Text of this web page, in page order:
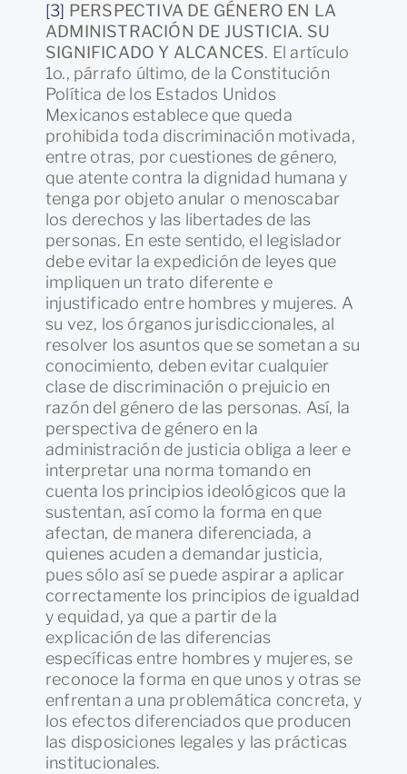
[3] PERSPECTIVA DE GÉNERO EN LA
ADMINISTRACIÓN DE JUSTICIA. SU
SIGNIFICADO Y ALCANCES. El artículo
1o., párrafo último, de la Constitución
Política de los Estados Unidos
Mexicanos establece que queda
prohibida toda discriminación motivada,
entre otras, por cuestiones de género,
que atente contra la dignidad humana y
tenga por objeto anular o menoscabar
los derechos y las libertades de las
personas. En este sentido, el legislador
debe evitar la expedición de leyes que
impliquen un trato diferente e
injustificado entre hombres y mujeres. A
su vez, los órganos jurisdiccionales, al
resolver los asuntos que se sometan a su
conocimiento, deben evitar cualquier
clase de discriminación o prejuicio en
razón del género de las personas. Así, la
perspectiva de género en la
administración de justicia obliga a leer e
interpretar una norma tomando en
cuenta los principios ideológicos que la
sustentan, así como la forma en que
afectan, de manera diferenciada, a
quienes acuden a demandar justicia,
pues sólo así se puede aspirar a aplicar
correctamente los principios de igualdad
y equidad, ya que a partir de la
explicación de las diferencias
específicas entre hombres y mujeres, se
reconoce la forma en que unos y otras se
enfrentan a una problemática concreta, y
los efectos diferenciados que producen
las disposiciones legales y las prácticas
institucionales.